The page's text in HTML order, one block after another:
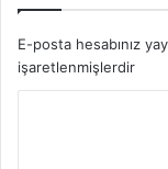
E-posta hesabınız
işaretlenmişlerdir